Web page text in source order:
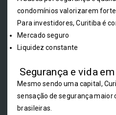
condomínios valorizarem
Para investidores, Curitiba é
Mercado seguro
Liquidez constante
Segurança e vida
Mesmo sendo uma capital,
sensação de segurança maior
brasileiras.